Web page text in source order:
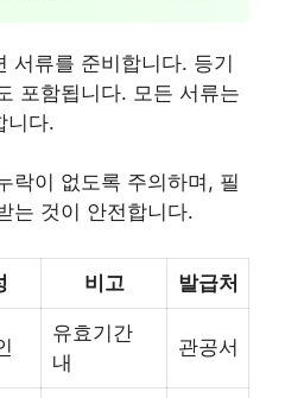
서류를 준비합니다. 등기
포함됩니다. 모든 서류는
니다.
락이 없도록 주의하며, 필
는 것이 안전합니다.
비고 발급처
유효기간
내
관공서